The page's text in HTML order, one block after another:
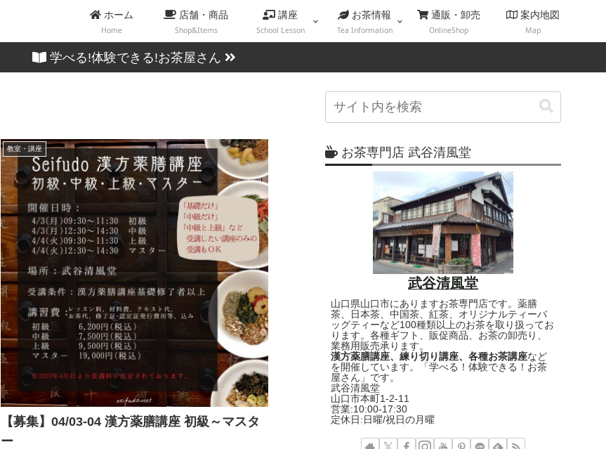
ホーム
Home
店舗・商品
Shop&Items
講座
School Lesson
お茶情報
Tea Information
通販・卸売
OnlineShop
案内地図
Map
学べる!体験できる!お茶屋さん
教室・講座
【募集】04/03-04 漢方薬膳講座 初級～マスタ
ー
お茶専門店 武谷清風堂
武谷清風堂
山口県山口市にありますお茶専門店です。薬膳
茶、日本茶、中国茶、紅茶、オリジナルティーバ
ッグティーなど100種類以上のお茶を取り扱ってお
ります。各種ギフト、販促商品、お茶の卸売り、
業務用販売承ります。
漢方薬膳講座、練り切り講座、各種お茶講座など
を開催しています。「学べる！体験できる！お茶
屋さん」です。
武谷清風堂
山口市本町1-2-11
営業:10:00-17:30
定休日:日曜/祝日の月曜